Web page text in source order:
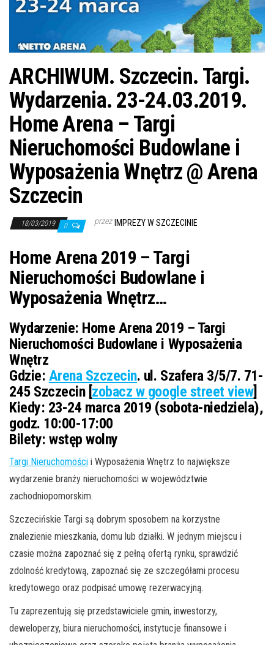
ę
ARCHIWUM. Szczecin. Targi.
Wydarzenia. 23-24.03.2019.
Home Arena – Targi
Nieruchomości Budowlane i
Wyposażenia Wnętrz @ Arena
Szczecin
18/03/2019 0 przez IMPREZY W SZCZECINIE
Home Arena 2019 – Targi
Nieruchomości Budowlane i
Wyposażenia Wnętrz…
Wydarzenie: Home Arena 2019 – Targi
Nieruchomości Budowlane i Wyposażenia
Wnętrz
Gdzie: Arena Szczecin. ul. Szafera 3/5/7. 71-
245 Szczecin [zobacz w google street view]
Kiedy: 23-24 marca 2019 (sobota-niedziela),
godz. 10:00-17:00
Bilety: wstęp wolny
Targi Nieruchomości i Wyposażenia Wnętrz to największe
wydarzenie branży nieruchomości w województwie
zachodniopomorskim.
Szczecińskie Targi są dobrym sposobem na korzystne
znalezienie mieszkania, domu lub działki. W jednym miejscu i
czasie można zapoznać się z pełną ofertą rynku, sprawdzić
zdolność kredytową, zapoznać się ze szczegółami procesu
kredytowego oraz podpisać umowę rezerwacyjną.
Tu zaprezentują się przedstawiciele gmin, inwestorzy,
deweloperzy, biura nieruchomości, instytucje finansowe i